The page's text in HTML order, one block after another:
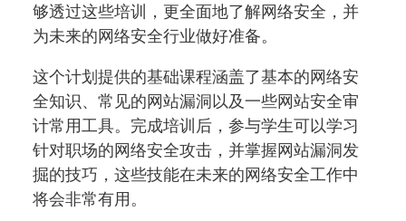
够透过这些培训，更全面地了解网络安全，并
为未来的网络安全行业做好准备。
这个计划提供的基础课程涵盖了基本的网络安
全知识、常见的网站漏洞以及一些网站安全审
计常用工具。完成培训后，参与学生可以学习
针对职场的网络安全攻击，并掌握网站漏洞发
掘的技巧，这些技能在未来的网络安全工作中
将会非常有用。